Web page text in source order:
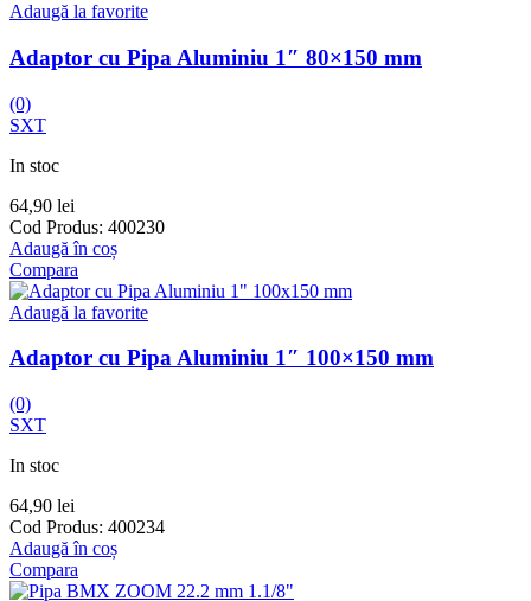
Adaugă la favorite
Adaptor cu Pipa Aluminiu 1″ 80×150 mm
(0)
SXT
In stoc
64,90 lei
Cod Produs: 400230
Adaugă în coș
Compara
Adaugă la favorite
Adaptor cu Pipa Aluminiu 1″ 100×150 mm
(0)
SXT
In stoc
64,90 lei
Cod Produs: 400234
Adaugă în coș
Compara